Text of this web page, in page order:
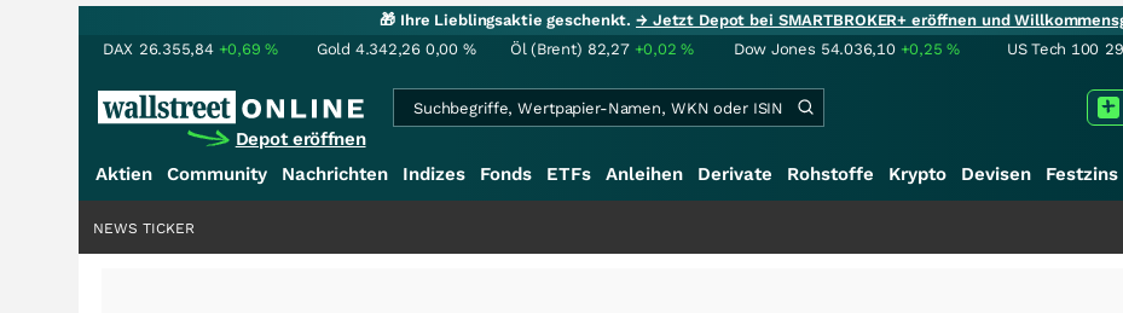
🎁 Ihre Lieblingsaktie geschenkt.→ Jetzt Depot bei SMARTBROKER+ eröffnen und
DAX 26.355,84 +0,69% Gold 4.342,26 0,00 % Öl (Brent) 82,27 +0,02% Dow Jones 54.036,10 +0,25% US Tech 100
Depot eröffnen
Aktien Community Nachrichten Indizes Fonds ETFs Anleihen Derivate Rohstoffe Krypto Devisen Festzins
NEWS TICKER